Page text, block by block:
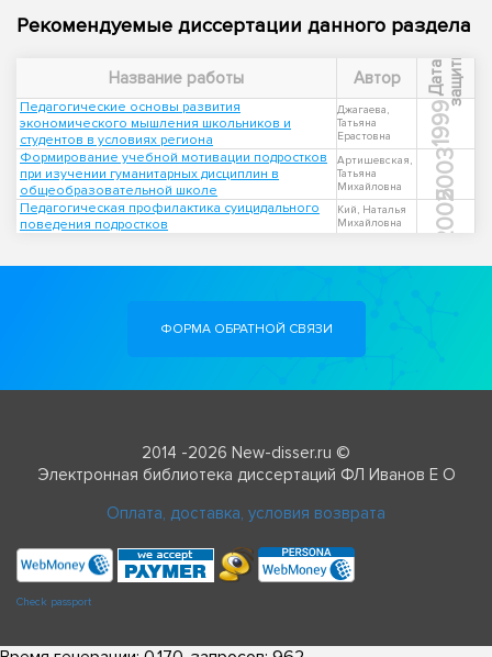
Рекомендуемые диссертации данного раздела
Название работы Автор Д
а
т
а
з
а
щ
и
т ы
Педагогические основы развития
экономического мышления школьников и
студентов в условиях региона
Джагаева,
Татьяна
Ерастовна
1999
Формирование учебной мотивации подростков
при изучении гуманитарных дисциплин в
общеобразовательной школе
Артишевская,
Татьяна
Михайловна
2003
Педагогическая профилактика суицидального
поведения подростков
Кий, Наталья
Михайловна
2005
ФОРМА ОБРАТНОЙ СВЯЗИ
2014 -2026 New-disser.ru ©
Электронная библиотека диссертаций ФЛ Иванов Е О
Оплата, доставка, условия возврата
Check passport